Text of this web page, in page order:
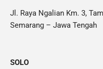
Jl. Raya Ngalian Km. 3,
Semarang – Jawa Tengah
SOLO